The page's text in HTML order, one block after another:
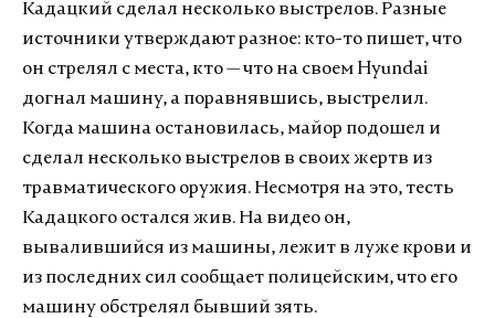
Кадацкий сделал несколько выстрелов. Разные
источники утверждают разное: кто-то пишет, что
он стрелял с места, кто — что на своем Hyundai
догнал машину, а поравнявшись, выстрелил.
Когда машина остановилась, майор подошел и
сделал несколько выстрелов в своих жертв из
травматического оружия. Несмотря на это, тесть
Кадацкого остался жив. На видео он,
вывалившийся из машины, лежит в луже крови и
из последних сил сообщает полицейским, что его
машину обстрелял бывший зять.